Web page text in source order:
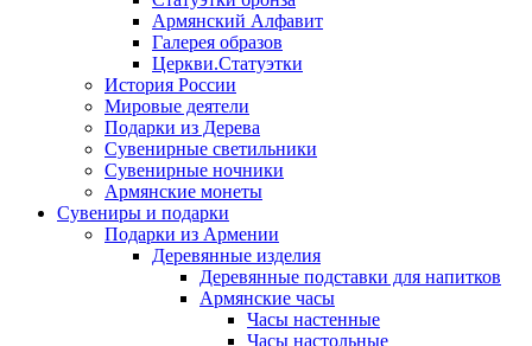
Армянский Алфавит
Галерея образов
Церкви.Статуэтки
История России
Мировые деятели
Подарки из Дерева
Сувенирные светильники
Сувенирные ночники
Армянские монеты
Сувениры и подарки
Подарки из Армении
Деревянные изделия
Деревянные подставки для напитков
Армянские часы
Часы настенные
Часы настольные